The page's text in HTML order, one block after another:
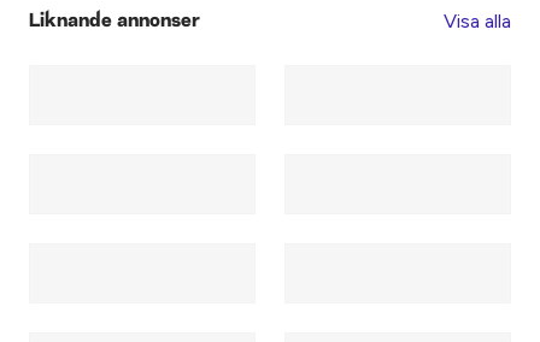
Liknande annonser Visa alla